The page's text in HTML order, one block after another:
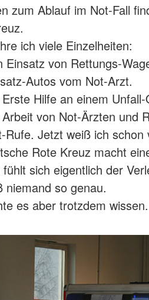
zum Ablauf im Not-Fall
ich viele Einzelheiten:
Einsatz von Rettungs-
Autos vom Not-Arzt.
Hilfe an einem
von Not-Ärzten und
Rufe. Jetzt weiß ich schon
Rote Kreuz macht
sich eigentlich der
niemand so genau.
es aber trotzdem wissen.